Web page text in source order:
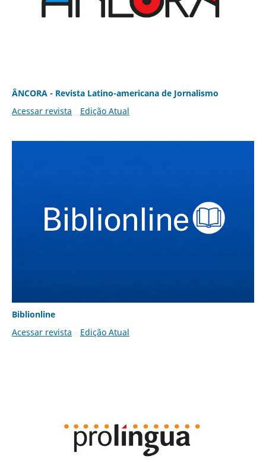
ÂNCORA - Revista Latino-americana de Jornalismo
Acessar revista
Edição Atual
Biblionline
Acessar revista
Edição Atual